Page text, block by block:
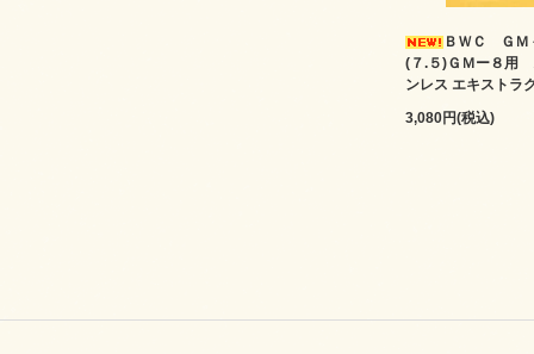
ＢＷＣ ＧＭ
(７.５)ＧＭー８用
ンレス エキストラ
3,080円(税込)